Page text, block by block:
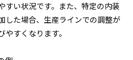
すい状況です。また、特定の内装
した場合、生産ラインでの調整が
すくなります。